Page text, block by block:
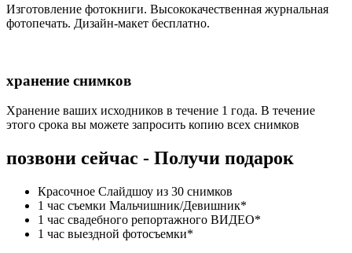
Изготовление фотокниги. Высококачественная журнальная
фотопечать. Дизайн-макет бесплатно.
хранение снимков
Хранение ваших исходников в течение 1 года. В течение
этого срока вы можете запросить копию всех снимков
позвони сейчас - Получи подарок
Красочное Слайдшоу из 30 снимков
1 час съемки Мальчишник/Девишник*
1 час свадебного репортажного ВИДЕО*
1 час выездной фотосъемки*